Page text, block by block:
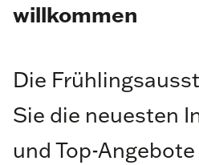
willkommen
Die
Sie die neuesten
und Top-